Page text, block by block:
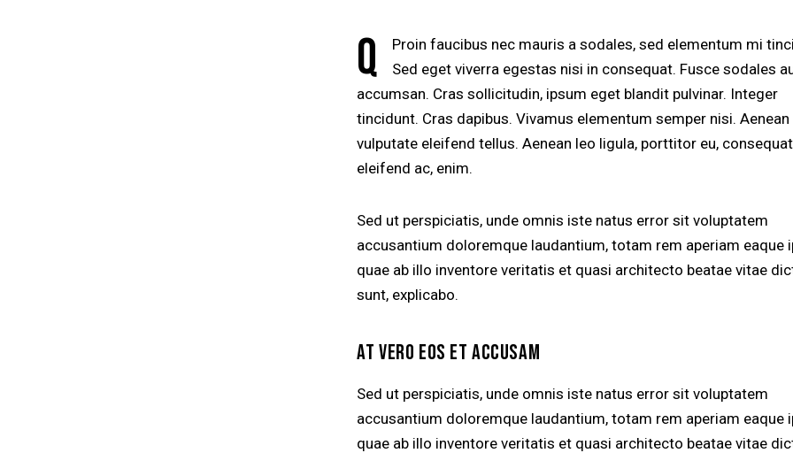
Q
Proin faucibus nec mauris a sodales, sed elementum mi
Sed eget viverra egestas nisi in consequat. Fusce sodales
accumsan. Cras sollicitudin, ipsum eget blandit pulvinar. Integer
tincidunt. Cras dapibus. Vivamus elementum semper nisi. Aenean
vulputate eleifend tellus. Aenean leo ligula, porttitor eu,
eleifend ac, enim.
Sed ut perspiciatis, unde omnis iste natus error sit voluptatem
accusantium doloremque laudantium, totam rem aperiam eaque
quae ab illo inventore veritatis et quasi architecto beatae vitae
sunt, explicabo.
AT VERO EOS ET ACCUSAM
Sed ut perspiciatis, unde omnis iste natus error sit voluptatem
accusantium doloremque laudantium, totam rem aperiam eaque
quae ab illo inventore veritatis et quasi architecto beatae vitae